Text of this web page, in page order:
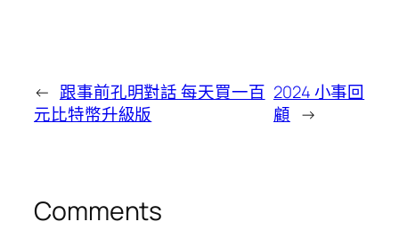
← 跟事前孔明對話 每天買一百
元比特幣升級版
2024 小事回
顧 →
Comments